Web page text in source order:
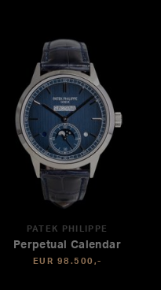
PATEK PHILIPPE
Perpetual Calendar
EUR 98.500,-